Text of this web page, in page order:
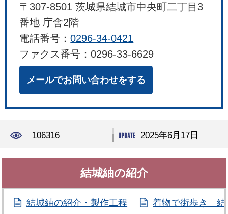
〒307-8501 茨城県結城市中央町二丁目3
番地 庁舎2階
電話番号：0296-34-0421
ファクス番号：0296-33-6629
メールでお問い合わせをする
106316 2025年6月17日
結城紬の紹介
結城紬の紹介・製作工程 着物で街歩き 結